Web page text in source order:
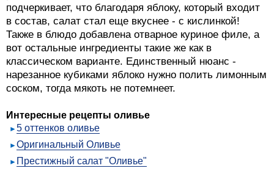
подчеркивает, что благодаря яблоку, который входит
в состав, салат стал еще вкуснее - с кислинкой!
Также в блюдо добавлена отварное куриное филе, а
вот остальные ингредиенты такие же как в
классическом варианте. Единственный нюанс -
нарезанное кубиками яблоко нужно полить лимонным
соском, тогда мякоть не потемнеет.
Интересные рецепты оливье
5 оттенков оливье
Оригинальный Оливье
Престижный салат "Оливье"